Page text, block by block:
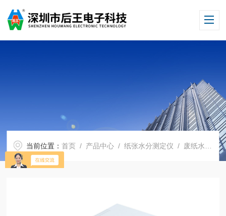
当前位置：首页 / 产品中心 /纸张水分测定仪 / 废纸水分测定仪